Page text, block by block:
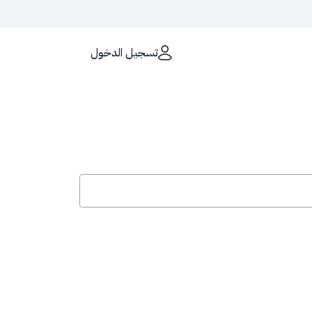
الحكومية تستخدم بروتوكولHTTPS
تسجيل الدخول